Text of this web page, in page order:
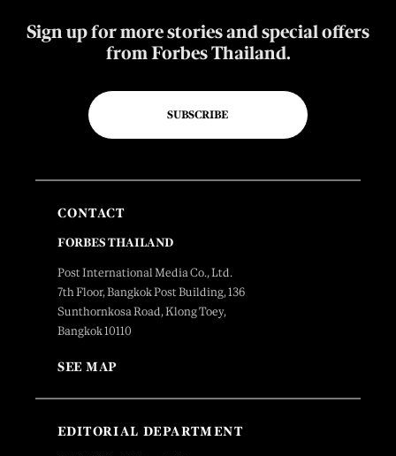
Sign up for more stories and special offers
from Forbes Thailand.
SUBSCRIBE
CONTACT
FORBES THAILAND
Post International Media Co., Ltd.
7th Floor, Bangkok Post Building, 136
Sunthornkosa Road, Klong Toey,
Bangkok 10110
SEE MAP
EDITORIAL DEPARTMENT